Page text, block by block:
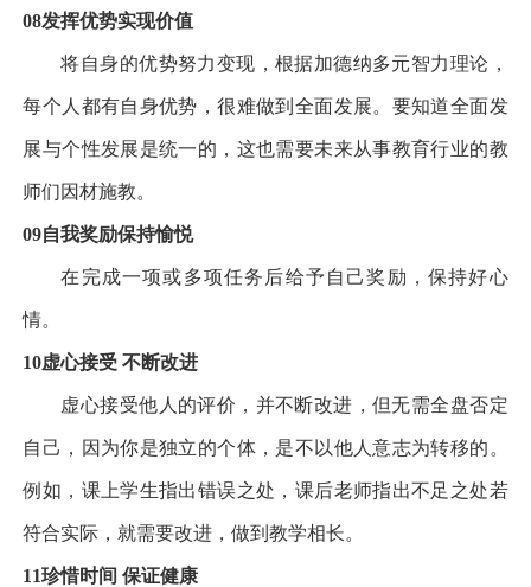
08发挥优势实现价值
将自身的优势努力变现，根据加德纳多元智力理论，
每个人都有自身优势，很难做到全面发展。要知道全面发
展与个性发展是统一的，这也需要未来从事教育行业的教
师们因材施教。
09自我奖励保持愉悦
在完成一项或多项任务后给予自己奖励，保持好心
情。
10虚心接受 不断改进
虚心接受他人的评价，并不断改进，但无需全盘否定
自己，因为你是独立的个体，是不以他人意志为转移的。
例如，课上学生指出错误之处，课后老师指出不足之处若
符合实际，就需要改进，做到教学相长。
11珍惜时间 保证健康